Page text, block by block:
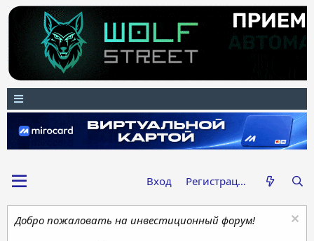
Вход Регистрация
Добро пожаловать на инвестиционный форум!